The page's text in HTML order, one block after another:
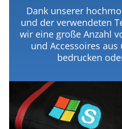
Dank unserer
und der verwendeten
wir eine große Anzahl
und Accessoires
bedrucken